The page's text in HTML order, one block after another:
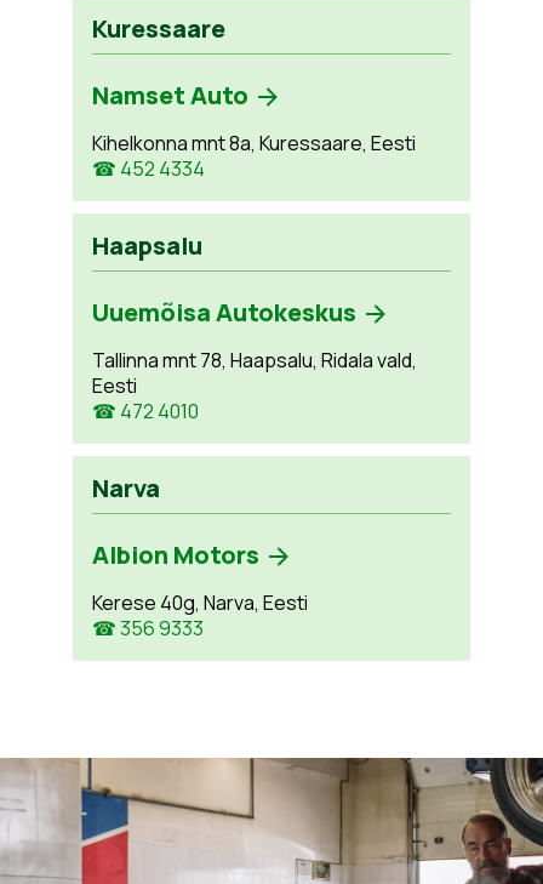
Kuressaare
Namset Auto
Kihelkonna mnt 8a, Kuressaare, Eesti
☎ 452 4334
Haapsalu
Uuemõisa Autokeskus
Tallinna mnt 78, Haapsalu, Ridala vald,
Eesti
☎ 472 4010
Narva
Albion Motors
Kerese 40g, Narva, Eesti
☎ 356 9333